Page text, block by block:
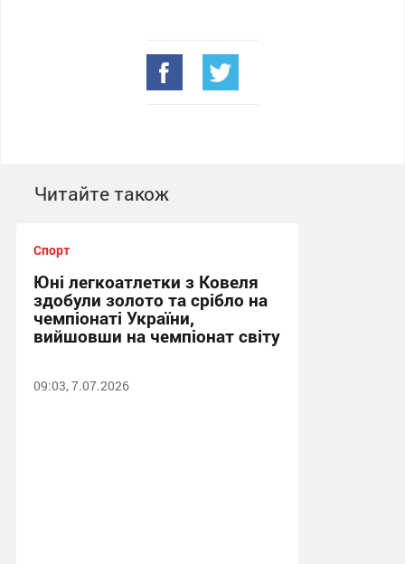
Читайте також
Спорт
Юні легкоатлетки з Ковеля
здобули золото та срібло на
чемпіонаті України,
вийшовши на чемпіонат світу
09:03, 7.07.2026